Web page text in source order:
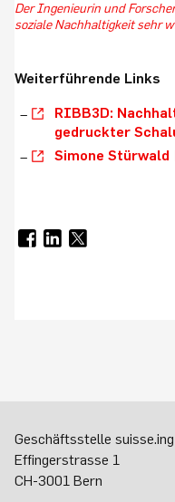
Der Ingenieurin und
soziale Nachhaltigkeit sehr
Weiterführende Links
RIBB3D:
gedruckter
Simone Stürwald
Geschäftsstelle suisse.ing
Effingerstrasse 1
CH-3001 Bern